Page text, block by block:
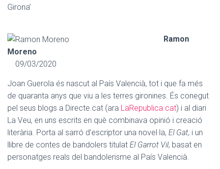
Girona’
Ramon
Moreno
09/03/2020
Joan Guerola és nascut al País Valencià, tot i que fa més
de quaranta anys que viu a les terres gironines. És conegut
pel seus blogs a Directe.cat (ara LaRepublica.cat) i al diari
La Veu, en uns escrits en què combinava opinió i creació
literària. Porta al sarró d’escriptor una novel·la, El Gat, i un
llibre de contes de bandolers titulat El Garrot Vil, basat en
personatges reals del bandolerisme al País Valencià.